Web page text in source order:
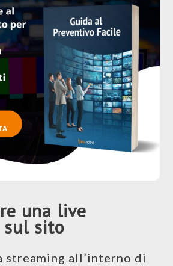
una live
sul sito
streaming all’interno di